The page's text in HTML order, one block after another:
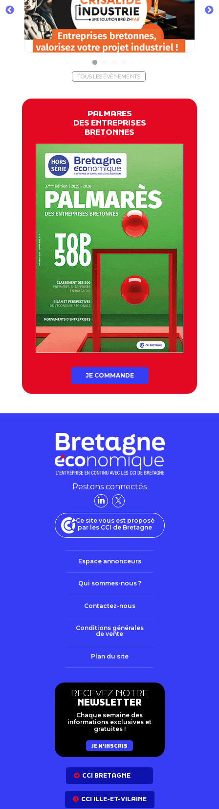
TOUS LES ÉVÈNEMENTS
PALMARES
DES ENTREPRISES
BRETONNES
JE COMMANDE
Restons connectés
Ce site vous est proposé
par les CCI de Bretagne
Espace annonceurs
Qui sommes-nous ?
Contactez-nous
Conditions générales
de vente
Plan du site
RECEVEZ NOTRE
NEWSLETTER
Chaque semaine des
informations exclusives et
gratuites !
JE M'INSCRIS
CCI BRETAGNE
CCI ILLE-ET-VILAINE